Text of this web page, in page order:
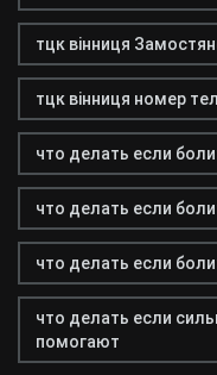
тцк вінниця
тцк вінниця номер
что делать если
что делать если
что делать если
что делать если
помогают